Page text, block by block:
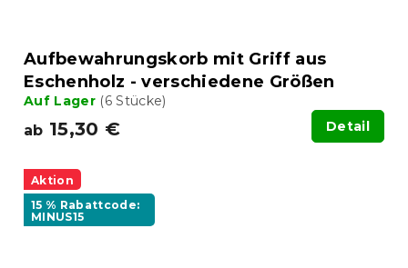
Aufbewahrungskorb mit Griff aus
Eschenholz - verschiedene Größen
Auf Lager (6 Stücke)
ab 15,30 € Detail
Aktion
15 % Rabattcode:
MINUS15